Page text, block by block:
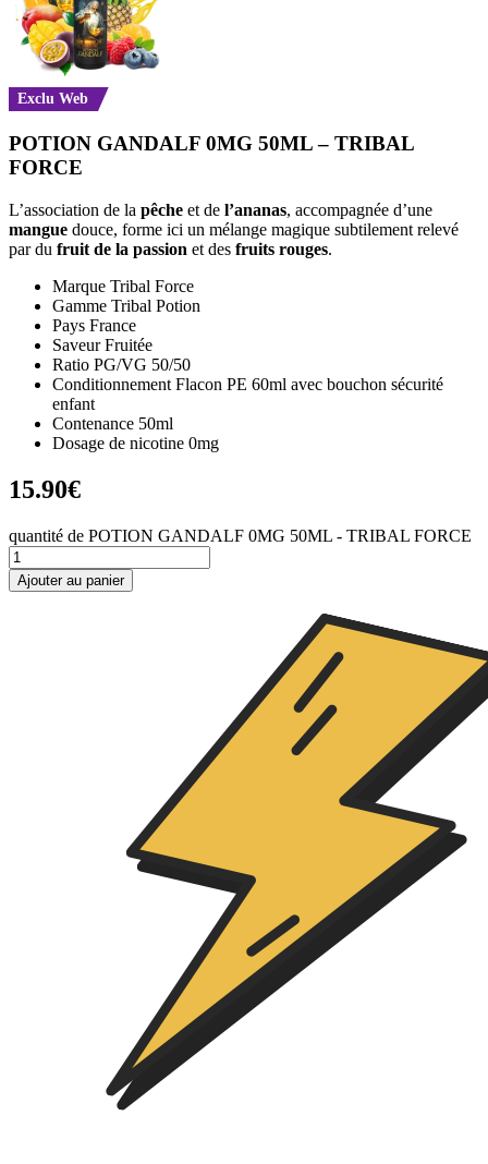
Exclu Web
POTION GANDALF 0MG 50ML – TRIBAL
FORCE
L’association de la pêche et de l’ananas, accompagnée d’une
mangue douce, forme ici un mélange magique subtilement relevé
par du fruit de la passion et des fruits rouges.
Marque Tribal Force
Gamme Tribal Potion
Pays France
Saveur Fruitée
Ratio PG/VG 50/50
Conditionnement Flacon PE 60ml avec bouchon sécurité
enfant
Contenance 50ml
Dosage de nicotine 0mg
15.90€
quantité de POTION GANDALF 0MG 50ML - TRIBAL FORCE
Ajouter au panier